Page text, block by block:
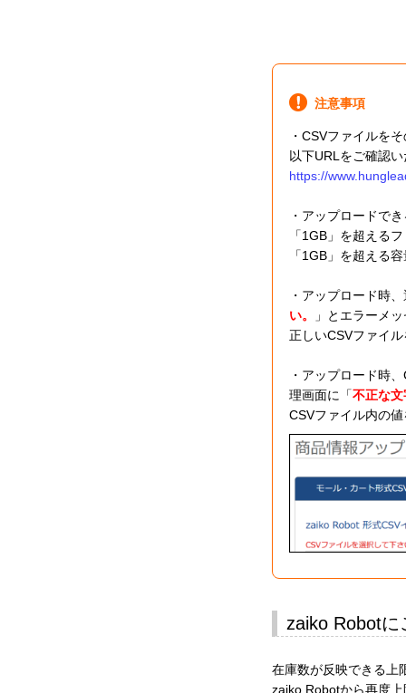
注意事項
・CSVファイルを
以下URLをご確認
https://
・アップロードで
「1GB」を超える
「1GB」を超える
・アップロード時
い。
」とエラーメ
正しいCSVファイ
・アップロード時
理画面に「不正な
CSVファイル内の
zaiko Robot
在庫数が反映できる上
zaiko Robotから再度